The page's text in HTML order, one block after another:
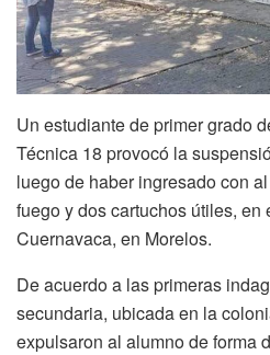
Un estudiante de primer grado
Técnica 18 provocó la
luego de haber ingresado con
fuego y dos cartuchos útiles, en
Cuernavaca, en Morelos.
De acuerdo a las primeras
secundaria, ubicada en la
expulsaron al alumno de forma